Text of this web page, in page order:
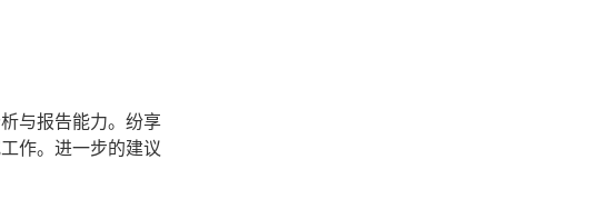
与报告能力。纷享
作。进一步的建议